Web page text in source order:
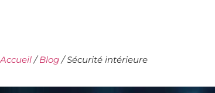
Accueil/Blog/Sécurité intérieure